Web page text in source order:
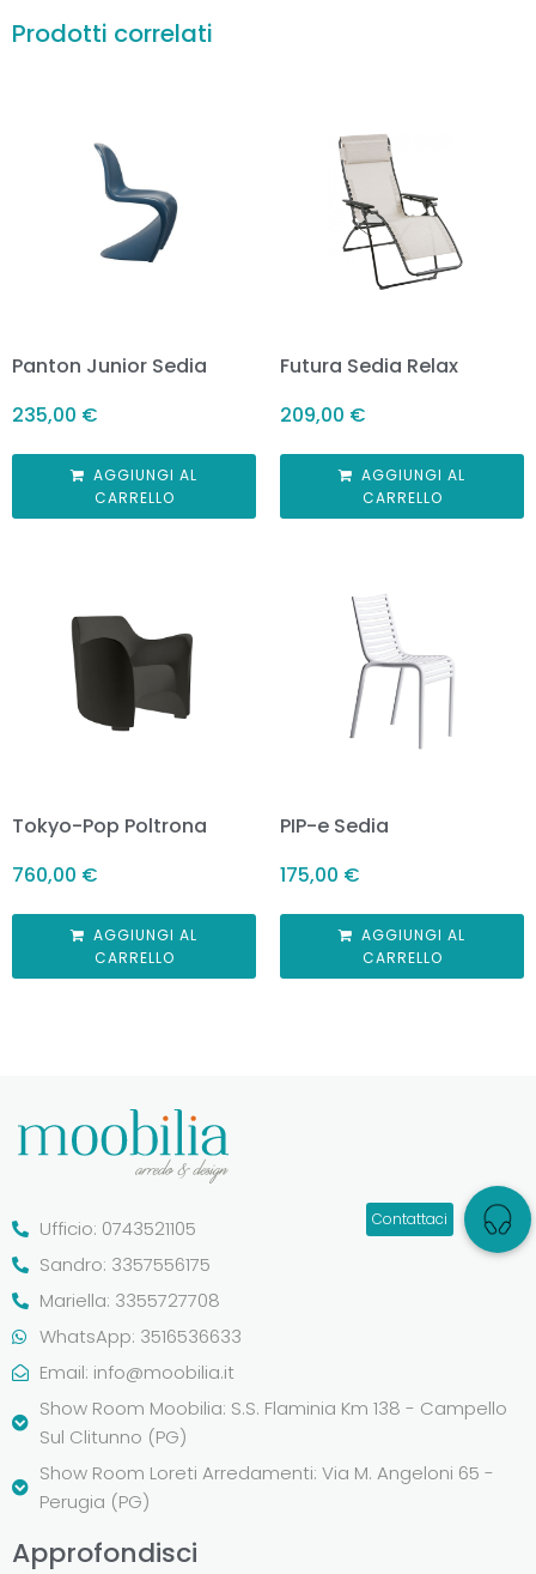
Prodotti correlati
Panton Junior Sedia
235,00 €
AGGIUNGI AL
CARRELLO
Futura Sedia Relax
209,00 €
AGGIUNGI AL
CARRELLO
Tokyo-Pop Poltrona
760,00 €
AGGIUNGI AL
CARRELLO
PIP-e Sedia
175,00 €
AGGIUNGI AL
CARRELLO
Ufficio: 0743521105
Sandro: 3357556175
Mariella: 3355727708
WhatsApp: 3516536633
Email: info@moobilia.it
Show Room Moobilia: S.S. Flaminia Km 138 - Campello
Sul Clitunno (PG)
Show Room Loreti Arredamenti: Via M. Angeloni 65 -
Perugia (PG)
Approfondisci